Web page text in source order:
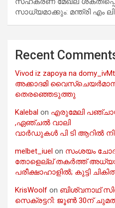
സാധ്യമാക്കും: മന്ത്രി എം
Recent
Vivod iz zapoya na domy_ivMt
അക്കാദമി
തെരഞ്ഞെടുത്തു
Kalebal on എരുമേലി
,ഏഞ്ചൽ വാലി
വാർഡുകൾ പി ടി ആറിൽ
melbet_iuel on സംശയം
തോളെല്ല് തകർത്ത്
പരീക്ഷാഹാളിൽ; കുട്ടി
KrisWoolf on ബിശ്വനാഥ്
സെക്രട്ടറി: ജൂൺ 30ന്